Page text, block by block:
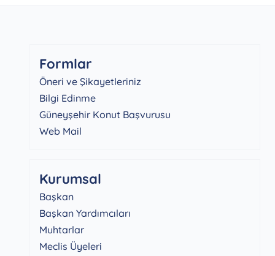
Formlar
Öneri ve Şikayetleriniz
Bilgi Edinme
Güneyşehir Konut Başvurusu
Web Mail
Kurumsal
Başkan
Başkan Yardımcıları
Muhtarlar
Meclis Üyeleri